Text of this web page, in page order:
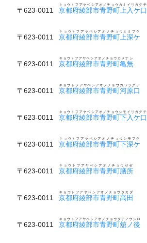
〒623-0011 京都府綾部市青野町上入ケ口
キョウトフアヤベシアオノチョウカミイリガグチ
〒623-0011 京都府綾部市青野町上深ケ
キョウトフアヤベシアオノチョウカミフケ
〒623-0011 京都府綾部市青野町亀無
キョウトフアヤベシアオノチョウカメナシ
〒623-0011 京都府綾部市青野町河原口
キョウトフアヤベシアオノチョウカワラグチ
〒623-0011 京都府綾部市青野町下入ケ口
キョウトフアヤベシアオノチョウシモイリガグチ
〒623-0011 京都府綾部市青野町下深ケ
キョウトフアヤベシアオノチョウシモフケ
〒623-0011 京都府綾部市青野町膳所
キョウトフアヤベシアオノチョウゼゼ
〒623-0011 京都府綾部市青野町高田
キョウトフアヤベシアオノチョウタカダ
〒623-0011 京都府綾部市青野町舘ノ後
キョウトフアヤベシアオノチョウタチノウシロ